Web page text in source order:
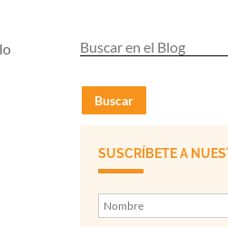
Buscar
SUSCRÍBETE A